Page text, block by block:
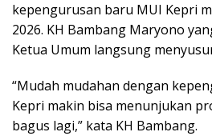
kepengurusan baru MUI Kepri
2026. KH Bambang Maryono
Ketua Umum langsung
“Mudah mudahan dengan
Kepri makin bisa menunjukan
bagus lagi,” kata KH Bambang.